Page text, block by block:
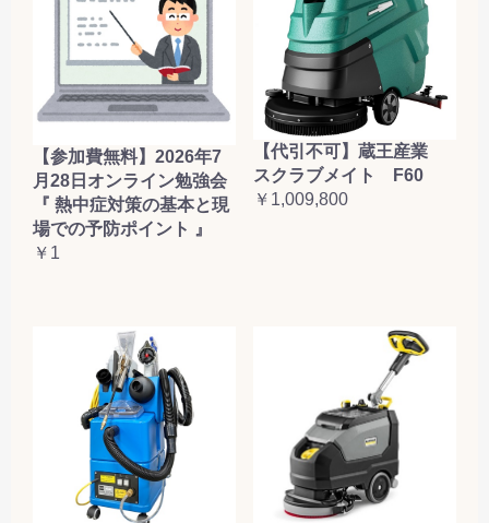
【参加費無料】2026年7
月28日オンライン勉強会
『 熱中症対策の基本と現
場での予防ポイント 』
￥1
【代引不可】蔵王産業
スクラブメイト F60
￥1,009,800